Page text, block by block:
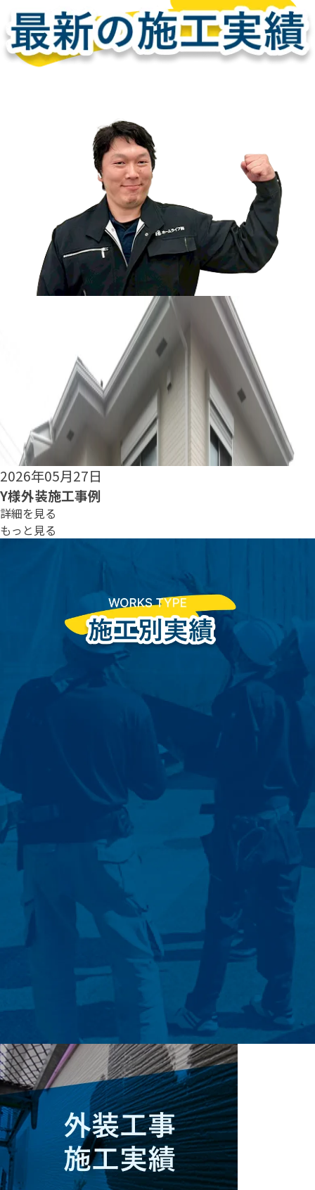
2026年05月25日
S様外装施工事例
詳細を見る
もっと見る